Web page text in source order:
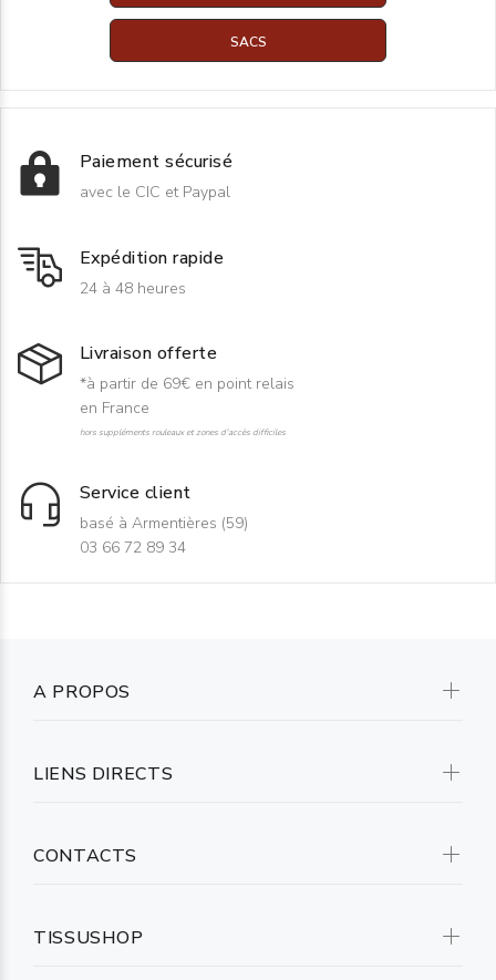
SACS
Paiement sécurisé
avec le CIC et Paypal
Expédition rapide
24 à 48 heures
Livraison offerte
*à partir de 69€ en point relais
en France
hors suppléments rouleaux et zones d'accès difficiles
Service client
basé à Armentières (59)
03 66 72 89 34
A PROPOS
LIENS DIRECTS
CONTACTS
TISSUSHOP